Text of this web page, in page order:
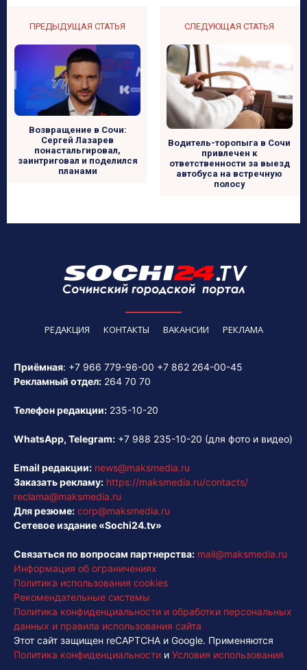
ПРЕДЫДУЩАЯ СТАТЬЯ
Возвращение в Сочи:
Сергей Лазарев
понастальгировал,
заинтриговал и поделился
планами
СЛЕДУЮЩАЯ СТАТЬЯ
Водитель-торопыга в Сочи
привлечен к
ответственности за выезд
автобуса на встречную
полосу
РЕДАКЦИЯ КОНТАКТЫ ВАКАНСИИ РЕКЛАМА
Приёмная: +7 966 779-96-00 +7 862 264-00-45
Рекламный отдел: 264 70 70
Телефон редакции: 235-10-20
WhatsApp, Telegram: +7 988 235-10-20 (для фото и видео)
Email редакции: news@maksmedia.ru
Заказать рекламу: https://maksmedia.ru/contacts/
reclama@maksmedia.ru
Для резюме: corp@maksmedia.ru
Сетевое издание «Sochi24.tv»
Связаться по вопросам партнерства: mail@maksmedia.ru
Информация об ограничениях
Политика использования cookies
Рекомендательные системы
Политика конфиденциальности и обработки персональных
данных и правила использования сайта
Этот сайт защищен reCAPTCHA и Google. Применяются
Политика конфиденциальности и Условия использования